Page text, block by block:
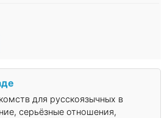
для русскоязычных в
серьёзные отношения,